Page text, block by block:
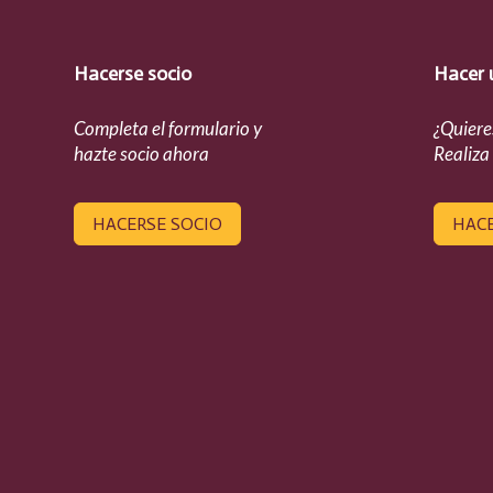
Hacerse socio
Completa el formulario y
hazte socio ahora
HACERSE SOCIO
Hacer